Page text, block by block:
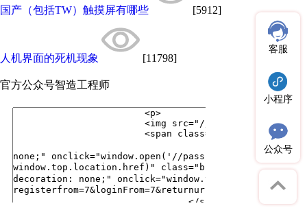
国产（包括TW）触摸屏有哪些 [5912]
人机界面的死机现象 [11798]
官方公众号智造工程师
客服
小程序
公众号